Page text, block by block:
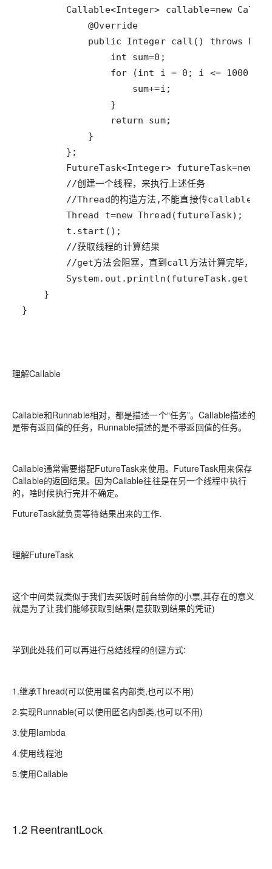
}
理解Callable
Callable和Runnable相对，都是描述一个“任务”。Callable描述的
是带有返回值的任务，Runnable描述的是不带返回值的任务。
Callable通常需要搭配FutureTask来使用。FutureTask用来保存
Callable的返回结果。因为Callable往往是在另一个线程中执行
的，啥时候执行完并不确定。
FutureTask就负责等待结果出来的工作.
理解FutureTask
这个中间类就类似于我们去买饭时前台给你的小票,其存在的意义
就是为了让我们能够获取到结果(是获取到结果的凭证)
学到此处我们可以再进行总结线程的创建方式:
1.继承Thread(可以使用匿名内部类,也可以不用)
2.实现Runnable(可以使用匿名内部类,也可以不用)
3.使用lambda
4.使用线程池
5.使用Callable
1.2 ReentrantLock